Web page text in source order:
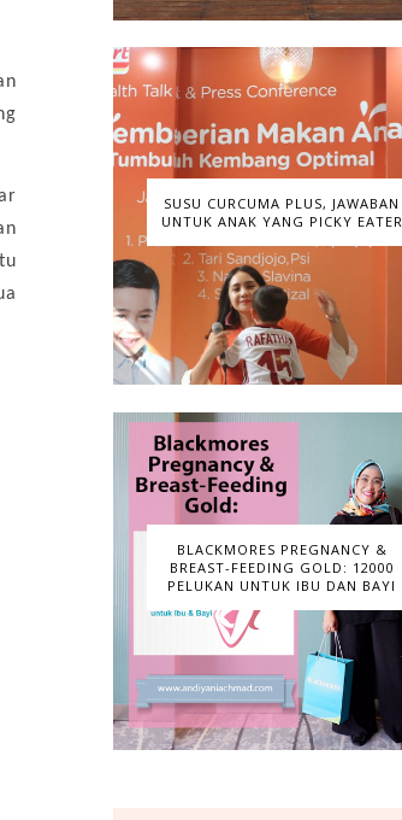
SUSU CURCUMA PLUS, JAWABAN
UNTUK ANAK YANG PICKY EATER
BLACKMORES PREGNANCY &
BREAST-FEEDING GOLD: 12000
PELUKAN UNTUK IBU DAN BAYI